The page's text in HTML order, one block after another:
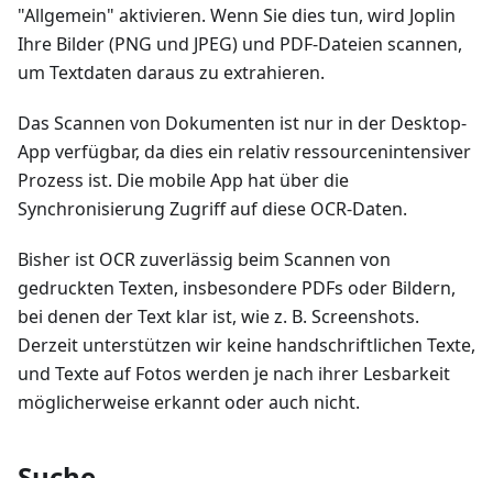
"Allgemein" aktivieren. Wenn Sie dies tun, wird Joplin
Ihre Bilder (PNG und JPEG) und PDF-Dateien scannen,
um Textdaten daraus zu extrahieren.
Das Scannen von Dokumenten ist nur in der Desktop-
App verfügbar, da dies ein relativ ressourcenintensiver
Prozess ist. Die mobile App hat über die
Synchronisierung Zugriff auf diese OCR-Daten.
Bisher ist OCR zuverlässig beim Scannen von
gedruckten Texten, insbesondere PDFs oder Bildern,
bei denen der Text klar ist, wie z. B. Screenshots.
Derzeit unterstützen wir keine handschriftlichen Texte,
und Texte auf Fotos werden je nach ihrer Lesbarkeit
möglicherweise erkannt oder auch nicht.